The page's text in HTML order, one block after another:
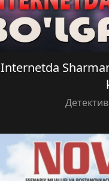
Internetda